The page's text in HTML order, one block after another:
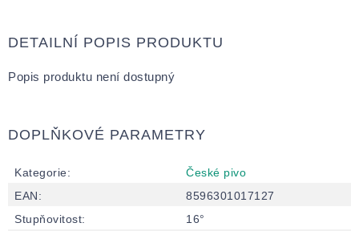
DETAILNÍ POPIS PRODUKTU
Popis produktu není dostupný
DOPLŇKOVÉ PARAMETRY
Kategorie:
České pivo
EAN:
8596301017127
Stupňovitost:
16°